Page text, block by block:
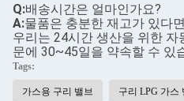
Q:배송시간은 얼마인가요?
A:물품은 충분한 재고가 있다
우리는 24시간 생산을 위한 자
문에 30~45일을 약속할 수 있
Tags:
가스용 구리 밸브 구리 LPG 가스